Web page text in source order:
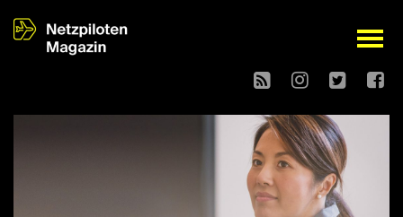
open